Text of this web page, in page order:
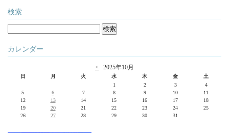
検索
カレンダー
< 2025年10月
日 月 火 水 木 金
土
1
2 3
4
5
6 7 8 9 10
11
12
13 14 15 16 17
18
19
20 21 22 23 24
25
26
27 28 29 30 31